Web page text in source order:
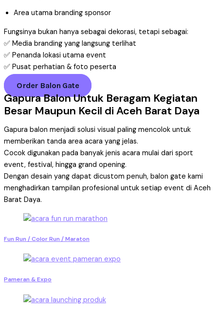
Area utama branding sponsor
Fungsinya bukan hanya sebagai dekorasi, tetapi sebagai:
✅ Media branding yang langsung terlihat
✅ Penanda lokasi utama event
✅ Pusat perhatian & foto peserta
Order Balon Gate
Gapura Balon Untuk Beragam Kegiatan
Besar Maupun Kecil di Aceh Barat Daya
Gapura balon menjadi solusi visual paling mencolok untuk
memberikan tanda area acara yang jelas.
Cocok digunakan pada banyak jenis acara mulai dari sport
event, festival, hingga grand opening.
Dengan desain yang dapat dicustom penuh, balon gate kami
menghadirkan tampilan profesional untuk setiap event di Aceh
Barat Daya.
Fun Run / Color Run / Maraton
Pameran & Expo